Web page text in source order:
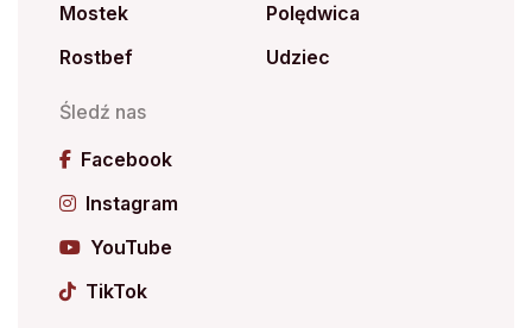
Mostek
Polędwica
Rostbef
Udziec
Śledź nas
Facebook
Instagram
YouTube
TikTok